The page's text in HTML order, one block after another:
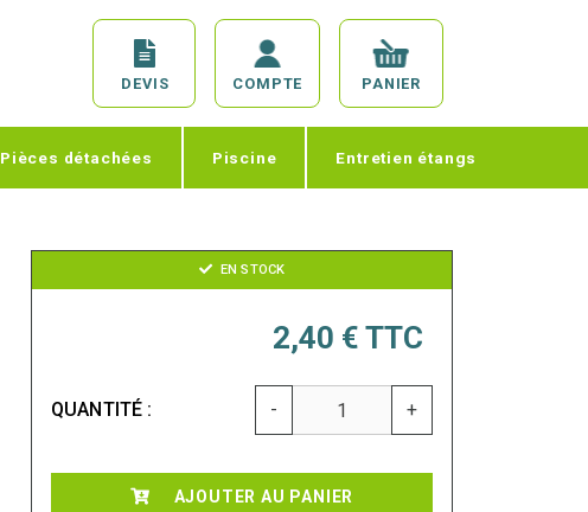
DEVIS COMPTE PANIER
Pièces détachées Piscine Entretien étangs
EN STOCK
2,40 € TTC
QUANTITÉ : - +
AJOUTER AU PANIER